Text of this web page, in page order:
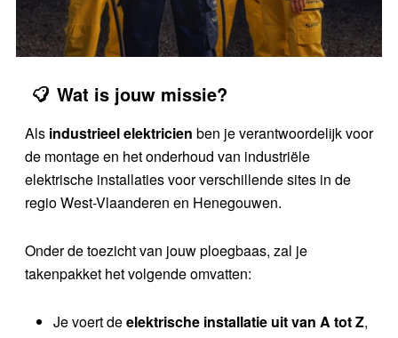
Wat is jouw missie?
Als industrieel elektricien ben je verantwoordelijk voor
de montage en het onderhoud van industriële
elektrische installaties voor verschillende sites in de
regio West-Vlaanderen en Henegouwen.
Onder de toezicht van jouw ploegbaas, zal je
takenpakket het volgende omvatten:
Je voert deelektrische installatie uit van A tot Z,